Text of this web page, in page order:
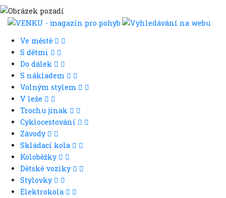
Ve městě
S dětmi
Do dálek
S nákladem
Volným stylem
V leže
Trochu jinak
Cyklocestování
Závody
Skládací kola
Koloběžky
Dětské vozíky
Stylovky
Elektrokola